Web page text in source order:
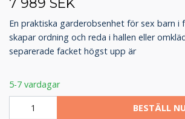
En praktiska garderobsenhet för sex barn i
skapar ordning och reda i hallen eller
separerade facket högst upp är
5-7 vardagar
BESTÄLL